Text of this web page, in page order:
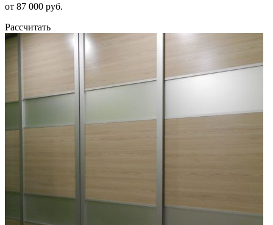
от 87 000 руб.
Рассчитать